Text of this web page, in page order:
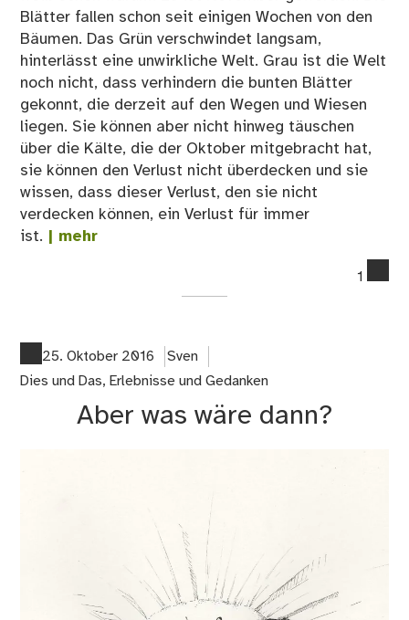
Blätter fallen schon seit einigen Wochen von den
Bäumen. Das Grün verschwindet langsam,
hinterlässt eine unwirkliche Welt. Grau ist die Welt
noch nicht, dass verhindern die bunten Blätter
gekonnt, die derzeit auf den Wegen und Wiesen
liegen. Sie können aber nicht hinweg täuschen
über die Kälte, die der Oktober mitgebracht hat,
sie können den Verlust nicht überdecken und sie
wissen, dass dieser Verlust, den sie nicht
verdecken können, ein Verlust für immer
ist. | mehr
1
25. Oktober 2016
Sven
Dies und Das, Erlebnisse und Gedanken
Aber was wäre dann?